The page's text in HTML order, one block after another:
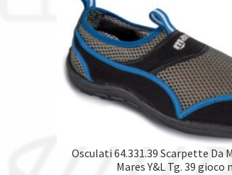
Osculati 64.331.39 Scarpette Da
Mares Y&L Tg. 39 gioco